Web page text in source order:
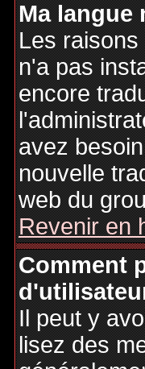
Ma langue
Les
n'a pas
encore
avez
nouvelle
web du
Revenir en
Comment
Il peut y
lisez des